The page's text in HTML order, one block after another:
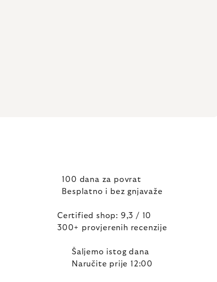
100 dana za povrat
Besplatno i bez gnjavaže
Certified shop: 9,3 / 10
300+ provjerenih recenzije
Šaljemo istog dana
Naručite prije 12:00